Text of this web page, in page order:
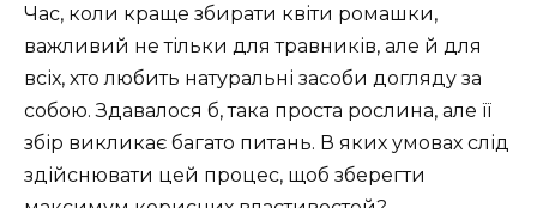
Час, коли краще збирати квіти ромашки,
важливий не тільки для травників, але й для
всіх, хто любить натуральні засоби догляду за
собою. Здавалося б, така проста рослина, але її
збір викликає багато питань. В яких умовах слід
здійснювати цей процес, щоб зберегти